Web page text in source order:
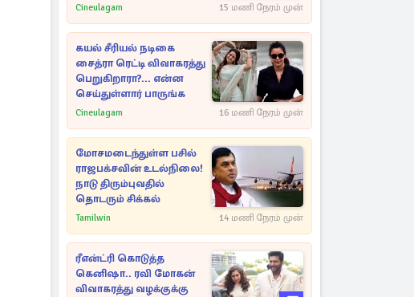
Cineulagam 15 மணி நேரம் முன்
கயல் சீரியல் நடிகை
சைத்ரா ரெட்டி விவாகரத்து
பெறுகிறாரா?... என்ன
செய்துள்ளார் பாருங்க
Cineulagam 16 மணி நேரம் முன்
மோசமடைந்துள்ள பசில்
ராஜபக்சவின் உடல்நிலை!
நாடு திரும்புவதில்
தொடரும் சிக்கல்
Tamilwin 14 மணி நேரம் முன்
ரீஎன்ட்ரி கொடுத்த
கெனிஷா.. ரவி மோகன்
விவாகரத்து வழக்குக்கு